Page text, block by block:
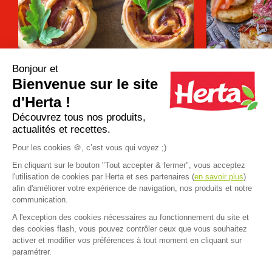
Apéro dînatoire : que faire avec une
pâte à pizza ?
12 recettes
pour un
Plus d'inspirations
Accueil Nos produits TRESOR DE GRAND MERE Pâte Sablée - 280g
FAQ Contact
Bonjour et
Bienvenue sur le site
d'Herta !
Découvrez tous nos produits,
actualités et recettes.
Pour les cookies 🍪, c’est vous qui voyez ;)
En cliquant sur le bouton "Tout accepter & fermer", vous acceptez
l'utilisation de cookies par Herta et ses partenaires (en savoir plus)
afin d'améliorer votre expérience de navigation, nos produits et notre
communication.
A l'exception des cookies nécessaires au fonctionnement du site et
des cookies flash, vous pouvez contrôler ceux que vous souhaitez
activer et modifier vos préférences à tout moment en cliquant sur
paramétrer.